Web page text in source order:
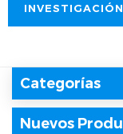
Categorías
Nuevos